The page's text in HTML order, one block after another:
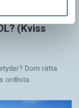
(Kviss
Dom rätta
ordlista.